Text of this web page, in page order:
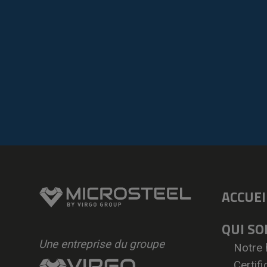
Une entreprise du groupe
QUI
Notre